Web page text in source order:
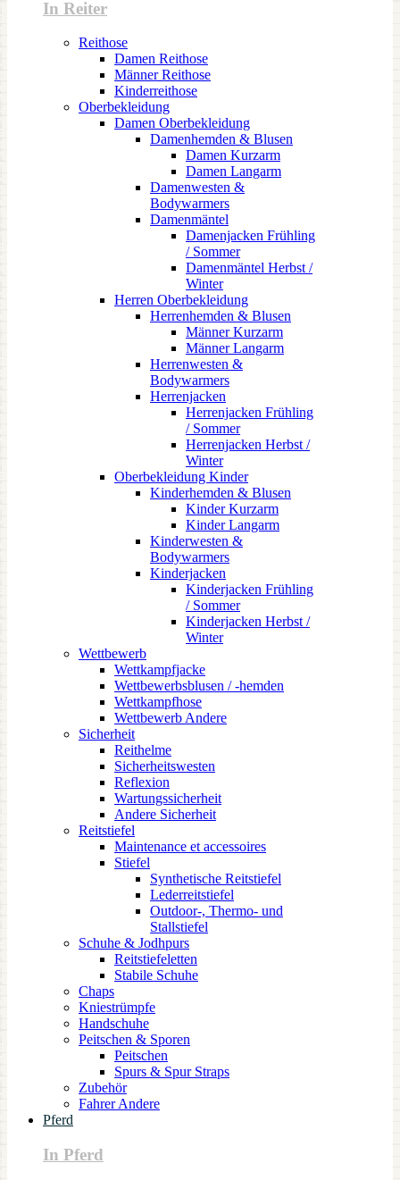
In Reiter
Reithose
Damen Reithose
Männer Reithose
Kinderreithose
Oberbekleidung
Damen Oberbekleidung
Damenhemden & Blusen
Damen Kurzarm
Damen Langarm
Damenwesten &
Bodywarmers
Damenmäntel
Damenjacken Frühling
/ Sommer
Damenmäntel Herbst /
Winter
Herren Oberbekleidung
Herrenhemden & Blusen
Männer Kurzarm
Männer Langarm
Herrenwesten &
Bodywarmers
Herrenjacken
Herrenjacken Frühling
/ Sommer
Herrenjacken Herbst /
Winter
Oberbekleidung Kinder
Kinderhemden & Blusen
Kinder Kurzarm
Kinder Langarm
Kinderwesten &
Bodywarmers
Kinderjacken
Kinderjacken Frühling
/ Sommer
Kinderjacken Herbst /
Winter
Wettbewerb
Wettkampfjacke
Wettbewerbsblusen / -hemden
Wettkampfhose
Wettbewerb Andere
Sicherheit
Reithelme
Sicherheitswesten
Reflexion
Wartungssicherheit
Andere Sicherheit
Reitstiefel
Maintenance et accessoires
Stiefel
Synthetische Reitstiefel
Lederreitstiefel
Outdoor-, Thermo- und
Stallstiefel
Schuhe & Jodhpurs
Reitstiefeletten
Stabile Schuhe
Chaps
Kniestrümpfe
Handschuhe
Peitschen & Sporen
Peitschen
Spurs & Spur Straps
Zubehör
Fahrer Andere
Pferd
In Pferd